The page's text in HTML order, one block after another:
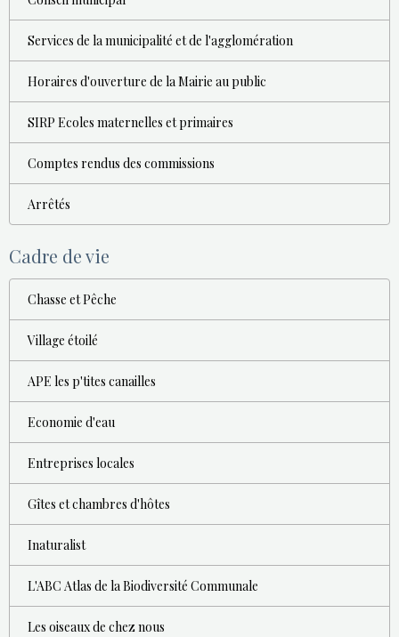
Services de la municipalité et de l'agglomération
Horaires d'ouverture de la Mairie au public
SIRP Ecoles maternelles et primaires
Comptes rendus des commissions
Arrêtés
Cadre de vie
Chasse et Pêche
Village étoilé
APE les p'tites canailles
Economie d'eau
Entreprises locales
Gîtes et chambres d'hôtes
Inaturalist
L'ABC Atlas de la Biodiversité Communale
Les oiseaux de chez nous